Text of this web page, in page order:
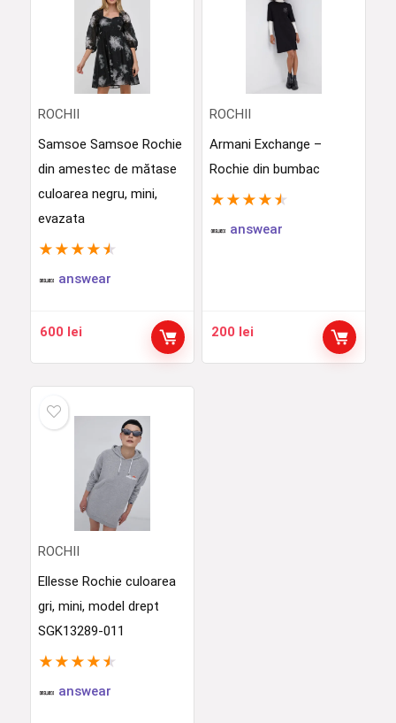
ROCHII
Samsoe Samsoe Rochie
din amestec de mătase
culoarea negru, mini,
evazata
★ ★ ★ ★ ★
answear
600 lei
ROCHII
Armani Exchange –
Rochie din bumbac
★ ★ ★ ★ ★
answear
200 lei
ROCHII
Ellesse Rochie culoarea
gri, mini, model drept
SGK13289-011
★ ★ ★ ★ ★
answear